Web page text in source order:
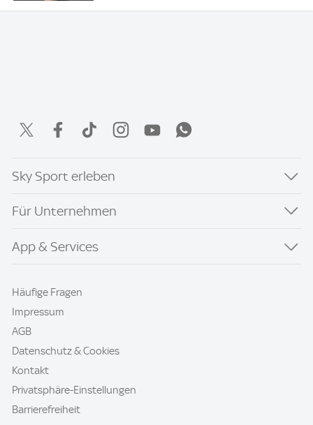
Sky Sport erleben
Für Unternehmen
App & Services
Häufige Fragen
Impressum
AGB
Datenschutz & Cookies
Kontakt
Privatsphäre-Einstellungen
Barrierefreiheit